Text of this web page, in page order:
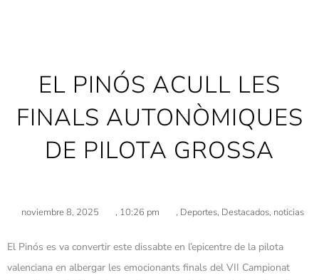
EL PINÓS ACULL LES
FINALS AUTONÒMIQUES
DE PILOTA GROSSA
noviembre 8, 2025 , 10:26 pm , Deportes, Destacados, noticias
El Pinós es va convertir este dissabte en l’epicentre de la pilota
valenciana en albergar les emocionants finals del VII Campionat